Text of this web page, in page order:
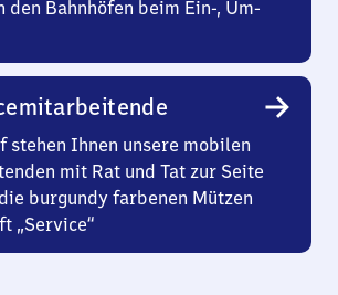
den Bahnhöfen beim Ein-, Um-
stehen Ihnen unsere mobilen
mit Rat und Tat zur Seite
burgundy farbenen Mützen
„Service“